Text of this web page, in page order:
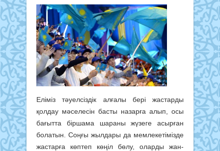
Еліміз тәуелсіздік алғалы бері жастарды
қолдау мәселесін басты назарға алып, осы
бағытта біршама шараны жүзеге асырған
болатын. Соңғы жылдары да мемлекетімізде
жастарға көптеп көңіл бөлу, оларды жан-